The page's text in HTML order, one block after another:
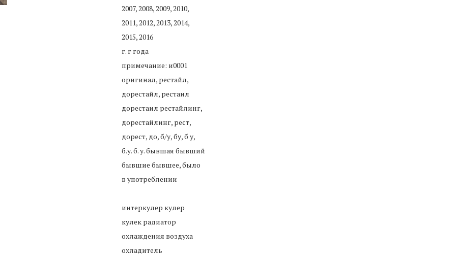
2007, 2008, 2009, 2010,
2011, 2012, 2013, 2014,
2015, 2016
г. г года
примечание: и0001
оригинал, рестайл,
дорестайл, рестаил
дорестаил рестайлинг,
дорестайлинг, рест,
дорест, до, б/у, бу, б у,
б.у. б. у. бывшая бывший
бывшие бывшее, было
в употреблении
интеркулер кулер
кулек радиатор
охлаждения воздуха
охладитель